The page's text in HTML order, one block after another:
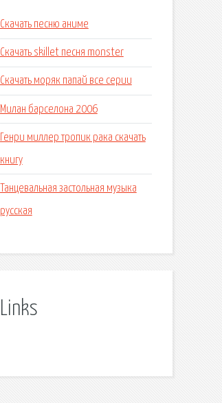
Скачать песню аниме
Скачать skillet песня monster
Скачать моряк папай все серии
Милан барселона 2006
Генри миллер тропик рака скачать
книгу
Танцевальная застольная музыка
русская
Links